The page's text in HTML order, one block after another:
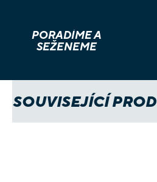
PORADÍME A
SEŽENEME
SOUVISEJÍCÍ